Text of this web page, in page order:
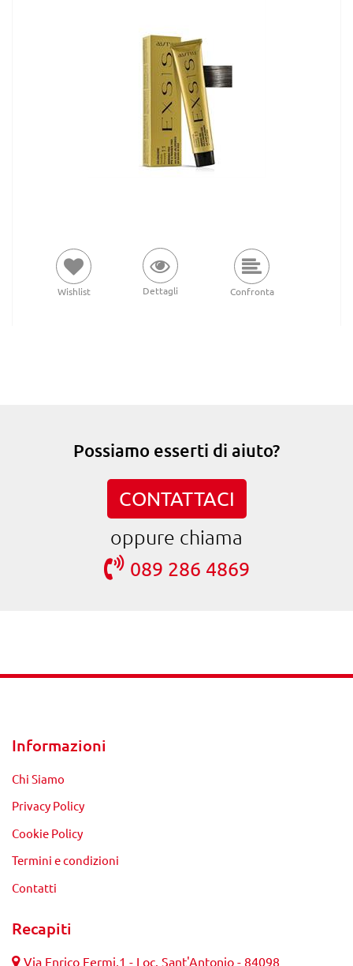
Wishlist Dettagli Confronta
Possiamo esserti di aiuto?
CONTATTACI
oppure chiama
089 286 4869
Informazioni
Chi Siamo
Privacy Policy
Cookie Policy
Termini e condizioni
Contatti
Recapiti
Via Enrico Fermi,1 - Loc. Sant'Antonio - 84098